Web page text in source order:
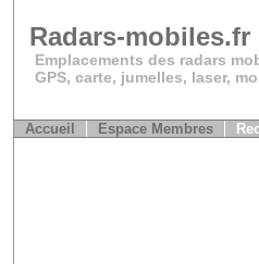
Radars-mobiles.fr
Emplacements des radars
GPS, carte, jumelles, laser,
Accueil Espace Membres